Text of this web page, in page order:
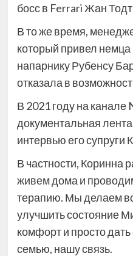
босс в Ferrari Жан
В то же время,
который привел немца
напарнику Рубенсу
отказала в
В 2021 году на
документальная
интервью его
В частности, Коринна
живем дома и
терапию. Мы делаем
улучшить состояние
комфорт и просто
семью, нашу связь.